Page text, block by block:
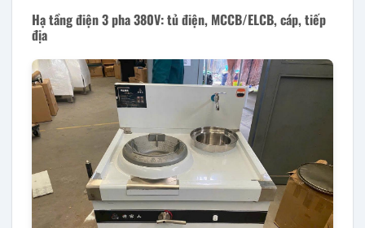
Hạ tầng điện 3 pha 380V: tủ điện, MCCB/ELCB, cáp, tiếp
địa